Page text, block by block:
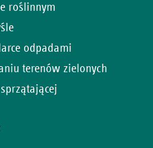
roślinnym
odpadami
terenów zielonych